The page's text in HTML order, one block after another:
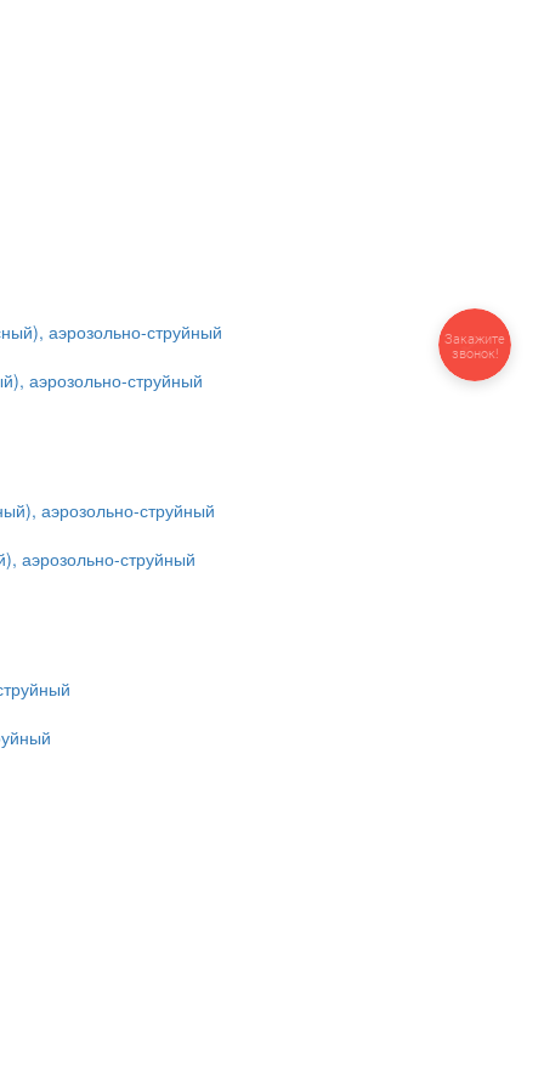
аэрозольно-струйный
аэрозольно-струйный
Закажите
звонок!